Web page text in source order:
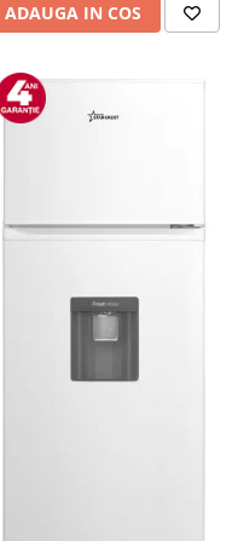
ADAUGA IN COS